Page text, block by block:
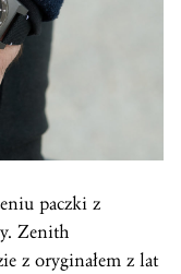
paczki z
Zenith
z oryginałem z lat